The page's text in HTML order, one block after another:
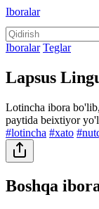
Iboralar
Iboralar Teglar
Lapsus
Lotincha ibora
paytida beixtiyor
#lotincha #xato
Boshqa